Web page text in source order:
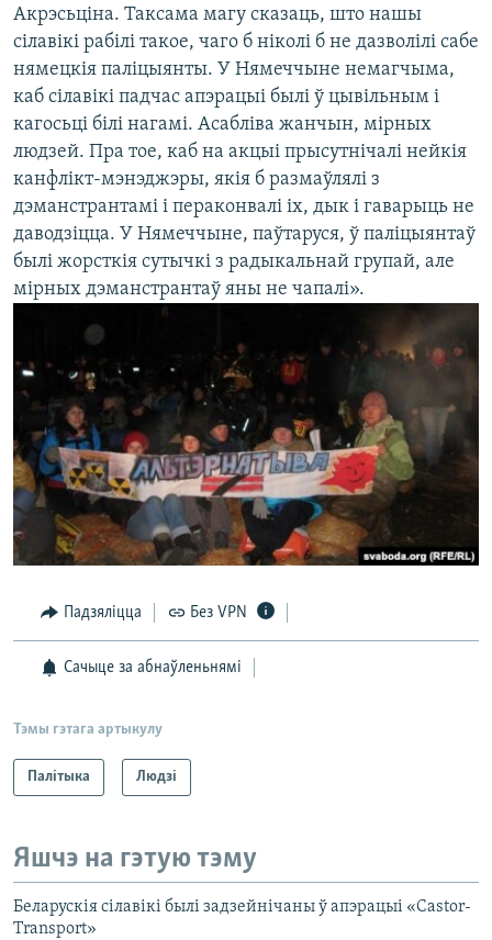
Акрэсьціна. Таксама магу сказаць, што нашы
сілавікі рабілі такое, чаго б ніколі б не дазволілі сабе
нямецкія паліцыянты. У Нямеччыне немагчыма,
каб сілавікі падчас апэрацыі былі ў цывільным і
кагосьці білі нагамі. Асабліва жанчын, мірных
людзей. Пра тое, каб на акцыі прысутнічалі нейкія
канфлікт-мэнэджэры, якія б размаўлялі з
дэманстрантамі і пераконвалі іх, дык і гаварыць не
даводзіцца. У Нямеччыне, паўтаруся, ў паліцыянтаў
былі жорсткія сутычкі з радыкальнай групай, але
мірных дэманстрантаў яны не чапалі».
Падзяліцца Без VPN
Сачыце за абнаўленьнямі
Тэмы гэтага артыкулу
Палітыка Людзі
Яшчэ на гэтую тэму
Беларускія сілавікі былі задзейнічаны ў апэрацыі «Castor-
Transport»